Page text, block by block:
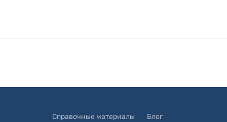
Справочные материалы Блог